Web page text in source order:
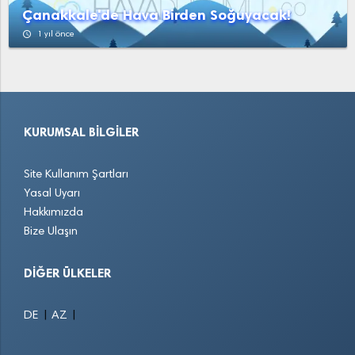
Çanakkale'de Hava Birden Soğuyacak!
access_time 1 yıl önce
KURUMSAL BILGILER
Site Kullanım Şartları
Yasal Uyarı
Hakkımızda
Bize Ulaşın
DIĞER ÜLKELER
DE AZ